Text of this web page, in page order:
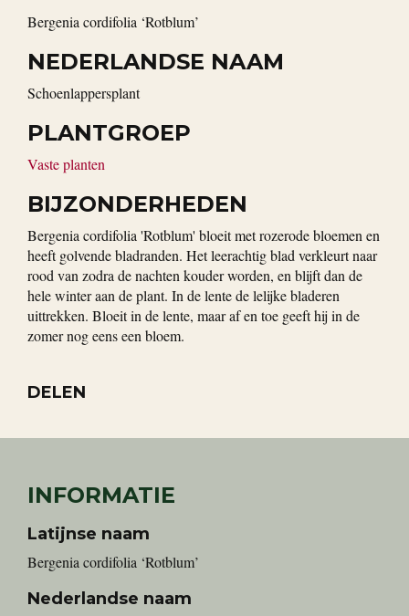
Bergenia cordifolia ‘Rotblum’
NEDERLANDSE NAAM
Schoenlappersplant
PLANTGROEP
Vaste planten
BIJZONDERHEDEN
Bergenia cordifolia 'Rotblum' bloeit met rozerode bloemen en
heeft golvende bladranden. Het leerachtig blad verkleurt naar
rood van zodra de nachten kouder worden, en blijft dan de
hele winter aan de plant. In de lente de lelijke bladeren
uittrekken. Bloeit in de lente, maar af en toe geeft hij in de
zomer nog eens een bloem.
DELEN
INFORMATIE
Latijnse naam
Bergenia cordifolia ‘Rotblum’
Nederlandse naam